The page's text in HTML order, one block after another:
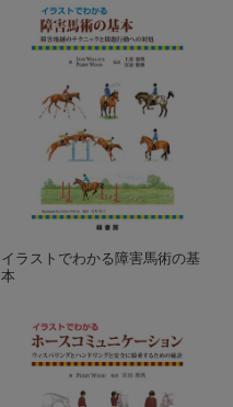
イラストでわかる障害馬術の基
本